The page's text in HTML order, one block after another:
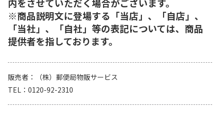
※商品説明文に登場する「当店」、「自店」、
「当社」、「自社」等の表記については、商品
提供者を指しております。
販売者
（株）郵便局物販サービス
TEL
0120-92-2310